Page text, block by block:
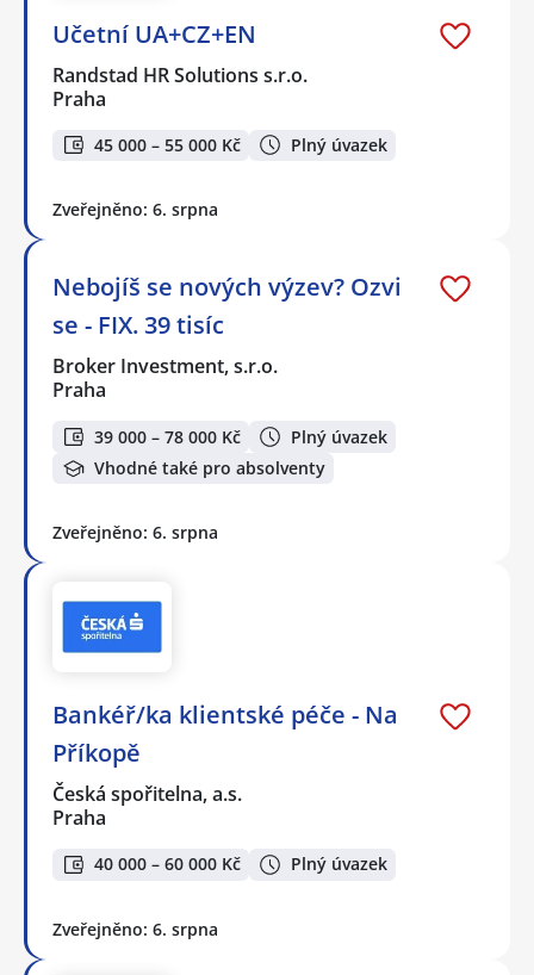
Učetní UA+CZ+EN
Randstad HR Solutions s.r.o.
Praha
45 000 – 55 000 Kč Plný úvazek
Zveřejněno: 6. srpna
Nebojíš se nových výzev? Ozvi
se - FIX. 39 tisíc
Broker Investment, s.r.o.
Praha
39 000 – 78 000 Kč
Plný úvazek
Vhodné také pro absolventy
Zveřejněno: 6. srpna
Bankéř/ka klientské péče - Na
Příkopě
Česká spořitelna, a.s.
Praha
40 000 – 60 000 Kč Plný úvazek
Zveřejněno: 6. srpna